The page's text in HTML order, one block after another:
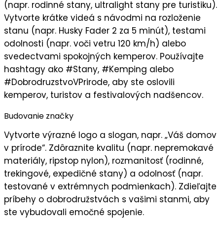
(napr. rodinné stany, ultralight stany pre turistiku).
Vytvorte krátke videá s návodmi na rozloženie
stanu (napr. Husky Fader 2 za 5 minút), testami
odolnosti (napr. voči vetru 120 km/h) alebo
svedectvami spokojných kemperov. Používajte
hashtagy ako #Stany, #Kemping alebo
#DobrodruzstvoVPrirode, aby ste oslovili
kemperov, turistov a festivalových nadšencov.
Budovanie značky
Vytvorte výrazné logo a slogan, napr. „Váš domov
v prírode“. Zdôraznite kvalitu (napr. nepremokavé
materiály, ripstop nylon), rozmanitosť (rodinné,
trekingové, expedičné stany) a odolnosť (napr.
testované v extrémnych podmienkach). Zdieľajte
príbehy o dobrodružstvách s vašimi stanmi, aby
ste vybudovali emočné spojenie.